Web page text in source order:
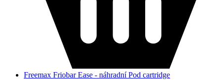
Freemax Friobar Ease - náhradní Pod cartridge